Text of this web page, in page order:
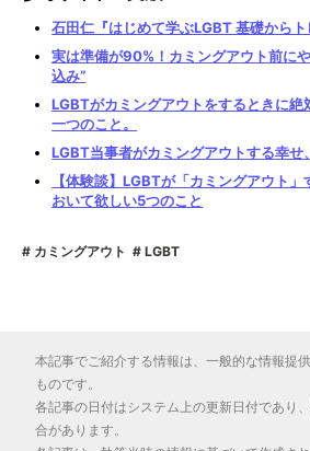
石田仁『はじめて学ぶLGBT 基礎からト
実は準備が90%！カミングアウト前に
込み”
LGBTがカミングアウトをするときに絶
一つのこと。
LGBT当事者がカミングアウトする幸せ
【体験談】LGBTが「カミングアウト
おいて欲しい5つのこと
カミングアウト LGBT
本記事でご紹介する情報は、一般的な情報提
ものです。
各記事の日付はシステム上の更新日付であり
合があります。